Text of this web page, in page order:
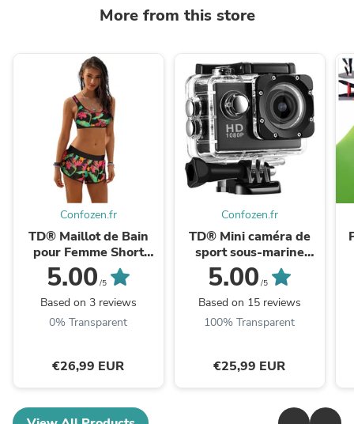
More from this store
Confozen.fr
TD® Maillot de Bain
pour Femme Short
Caleçon Bikini Sèche
Rapide Imprimé Floral
Plage Sport Natation ...
5.00 /5
Based on 3 reviews
0% Transparent
€26,99 EUR
Confozen.fr
TD® Mini caméra de
sport sous-marine
sports de plein air
plongée à dégagement
rapide montée sur ...
5.00 /5
Based on 15 reviews
100% Transparent
€25,99 EUR